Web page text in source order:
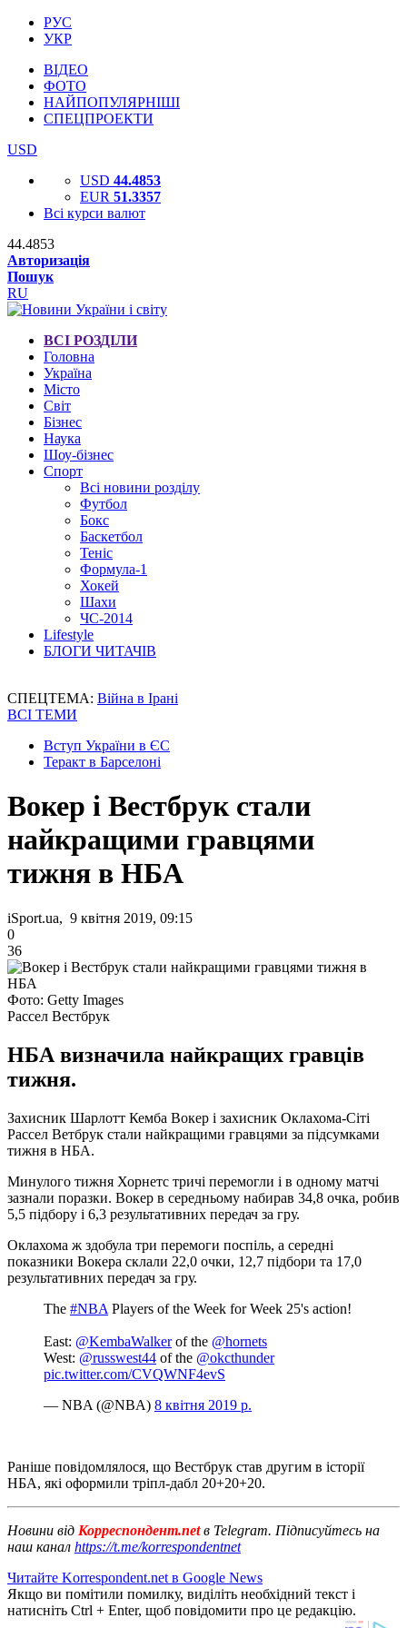
РУС
УКР
ВІДЕО
ФОТО
НАЙПОПУЛЯРНІШІ
СПЕЦПРОЕКТИ
USD
USD 44.4853
EUR 51.3357
Всі курси валют
44.4853
Авторизація
Пошук
RU
ВСІ РОЗДІЛИ
Головна
Україна
Місто
Світ
Бізнес
Наука
Шоу-бізнес
Спорт
Всі новини розділу
Футбол
Бокс
Баскетбол
Теніс
Формула-1
Хокей
Шахи
ЧС-2014
Lifestyle
БЛОГИ ЧИТАЧІВ
СПЕЦТЕМА: Війна в Ірані
ВСІ ТЕМИ
Вступ України в ЄС
Теракт в Барселоні
Вокер і Вестбрук стали
найкращими гравцями
тижня в НБА
iSport.ua, 9 квітня 2019, 09:15
0
36
Фото: Getty Images
Рассел Вестбрук
НБА визначила найкращих гравців
тижня.
Захисник Шарлотт Кемба Вокер і захисник Оклахома-Сіті
Рассел Ветбрук стали найкращими гравцями за підсумками
тижня в НБА.
Минулого тижня Хорнетс тричі перемогли і в одному матчі
зазнали поразки. Вокер в середньому набирав 34,8 очка, робив
5,5 підбору і 6,3 результативних передач за гру.
Оклахома ж здобула три перемоги поспіль, а середні
показники Вокера склали 22,0 очки, 12,7 підбори та 17,0
результативних передач за гру.
The #NBA Players of the Week for Week 25's action!
East: @KembaWalkerof the @hornets
West: @russwest44 of the @okcthunder
pic.twitter.com/CVQWNF4evS
— NBA (@NBA) 8 квітня 2019 р.
Раніше повідомлялося, що Вестбрук став другим в історії
НБА, які оформили тріпл-дабл 20+20+20.
Новини від Корреспондент.netв Telegram. Підписуйтесь на
наш канал https://t.me/korrespondentnet
Читайте Korrespondent.net в Google News
Якщо ви помітили помилку, виділіть необхідний текст і
натисніть Ctrl + Enter, щоб повідомити про це редакцію.